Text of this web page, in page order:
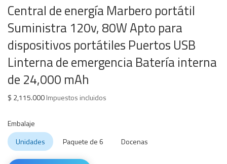
Central de energía Marbero portátil
Suministra 120v, 80W Apto para
dispositivos portátiles Puertos USB
Linterna de emergencia Batería interna
de 24,000 mAh
$ 2,115.000Impuestos incluidos
Embalaje
Unidades
Paquete de 6 Docenas